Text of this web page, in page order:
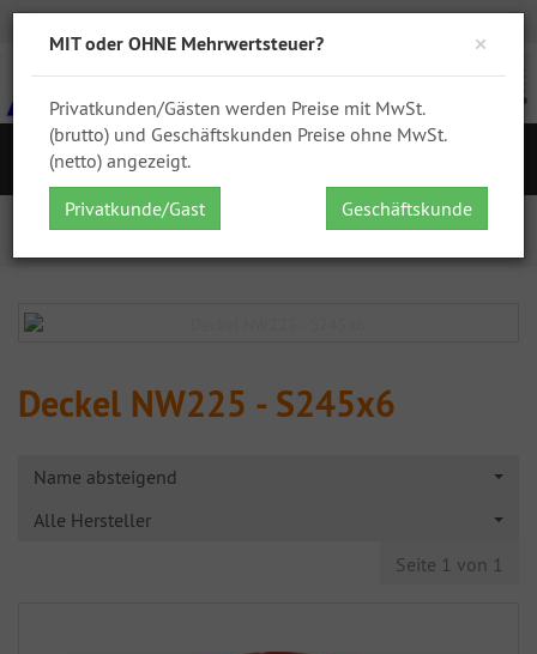
×
MIT oder OHNE Mehrwertsteuer?
Privatkunden/Gästen werden Preise mit MwSt.
(brutto) und Geschäftskunden Preise ohne MwSt.
(netto) angezeigt.
Privatkunde/Gast
Geschäftskunde
Navigation
Startseite
IBC Zubehör
IBC Deckel (oben)
Deckel NW225 - S245x6
Name absteigend
Alle Hersteller
Seite 1 von 1